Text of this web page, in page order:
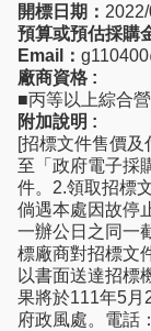
開標日期：
預算或預估採購
Email：
廠商資格 :
■丙等以上綜合
附加說明 :
[招標文件售價
至「政府電子採
件。2.領取招標
倘遇本處因故停
一辦公日之同一
標廠商對招標文
以書面送達招標
果將於111年5月
府政風處。電話